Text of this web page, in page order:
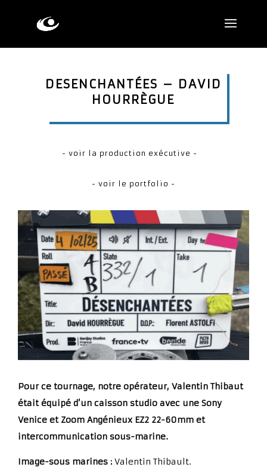
DESENCHANTÉES – DAVID
HOURRÈGUE
- voir la production exécutive -
- voir le portfolio -
Pour ce tournage, notre opérateur, Valentin Thibaut
était équipé d’un caisson studio avec une Sony
Venice et Zoom Angénieux EZ2 22-60mm et
intercommunication sous-marine.
Image-sous marines : Valentin Thibault.